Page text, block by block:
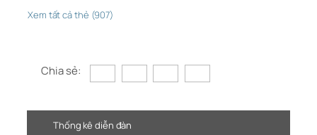
Xem tất cả thẻ (907)
Chia sẻ:
Thống kê diễn đàn